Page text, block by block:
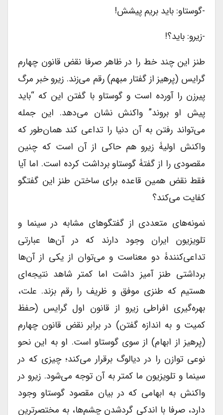
-گوستاو: باید بریم پیشش!
-زیرو: باید؟!
طنز این چند خط را در ظاهر صرفا نقض قانون چهارم
گرایس (پرهیز از گفتار مبهم) رقم می‌زند. زیرو خبر مرگ
پیرزن را آورده است و گوستاو با گفتن این که “باید
پیش او بروند” واکنش نشان می‌دهد. این جمله
می‌تواند رفتن به آن دنیا را تداعی کند همان‌طور که
واکنش اولیۀ زیرو هم حاکی از آن است که چنین
مقصودی را از گفتۀ گوستاو برداشت کرده است. اما آیا
فقط نقض همین قاعده برای ساختن طنز این گفتگو
کفایت می‌کند؟
نمونه‌های متعددی از گفتگوهای مشابه در سینما و
تلویزیون ایران وجود دارند که در آن‌ها عبارتی
تداعی‌کنندۀ دو معناست و می‌توان از یکی از آن‌ها
برداشتی طنز آمیز داشت اما کمتر شاهد نتیجه‌ای
هستیم که طنزی موفق و ظریف را رقم بزند. علت،
بهره‌گیری افراطی زیرو از قانون اول گرایس (حفظ
کمیت و به اندازه گفتن) در برابر نقض قانون چهارم
(پرهیز از ابهام) از سوی گوستاو است. او به این نحو
نوعی توازن را در دیالوگ برقرار می‌کند؛ چیزی که در
سینما و تلویزیون ما کمتر به آن توجه می‌شود. زیرو در
واکنش به ابهامی که در بیان مقصود گوستاو وجود
دارد، صرفا با اندکی گردشدن چشم‌ها، به مختصرترین